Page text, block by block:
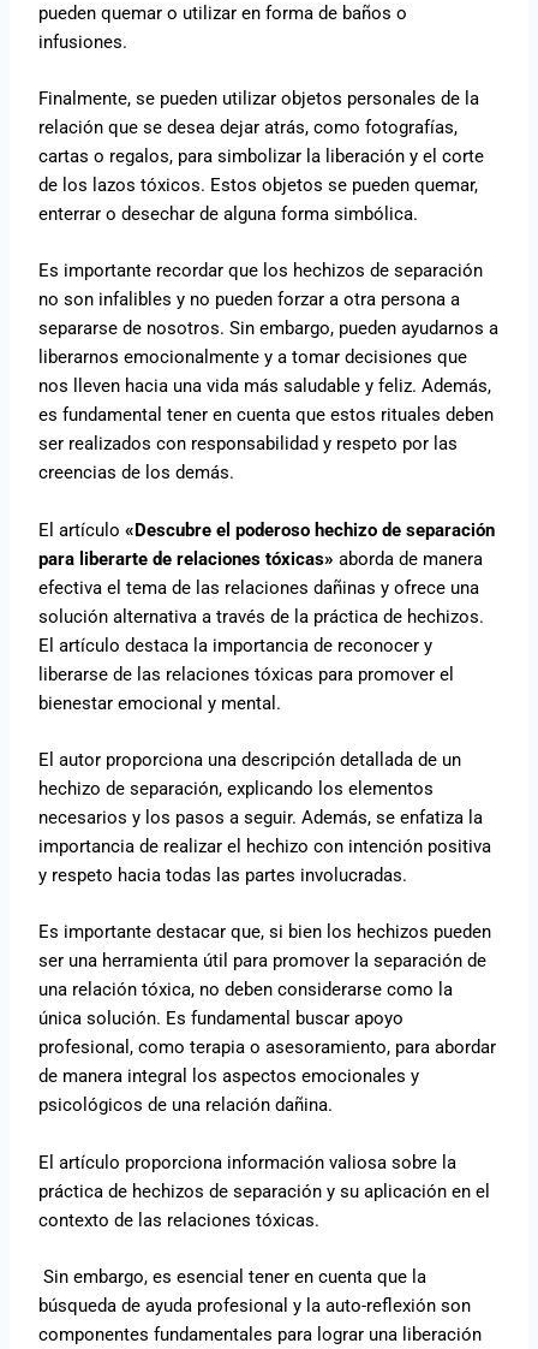
pueden quemar o utilizar en forma de baños o
infusiones.
Finalmente, se pueden utilizar objetos personales de la
relación que se desea dejar atrás, como fotografías,
cartas o regalos, para simbolizar la liberación y el corte
de los lazos tóxicos. Estos objetos se pueden quemar,
enterrar o desechar de alguna forma simbólica.
Es importante recordar que los hechizos de separación
no son infalibles y no pueden forzar a otra persona a
separarse de nosotros. Sin embargo, pueden ayudarnos a
liberarnos emocionalmente y a tomar decisiones que
nos lleven hacia una vida más saludable y feliz. Además,
es fundamental tener en cuenta que estos rituales deben
ser realizados con responsabilidad y respeto por las
creencias de los demás.
El artículo «Descubre el poderoso hechizo de separación
para liberarte de relaciones tóxicas» aborda de manera
efectiva el tema de las relaciones dañinas y ofrece una
solución alternativa a través de la práctica de hechizos.
El artículo destaca la importancia de reconocer y
liberarse de las relaciones tóxicas para promover el
bienestar emocional y mental.
El autor proporciona una descripción detallada de un
hechizo de separación, explicando los elementos
necesarios y los pasos a seguir. Además, se enfatiza la
importancia de realizar el hechizo con intención positiva
y respeto hacia todas las partes involucradas.
Es importante destacar que, si bien los hechizos pueden
ser una herramienta útil para promover la separación de
una relación tóxica, no deben considerarse como la
única solución. Es fundamental buscar apoyo
profesional, como terapia o asesoramiento, para abordar
de manera integral los aspectos emocionales y
psicológicos de una relación dañina.
El artículo proporciona información valiosa sobre la
práctica de hechizos de separación y su aplicación en el
contexto de las relaciones tóxicas.
Sin embargo, es esencial tener en cuenta que la
búsqueda de ayuda profesional y la auto-reflexión son
componentes fundamentales para lograr una liberación